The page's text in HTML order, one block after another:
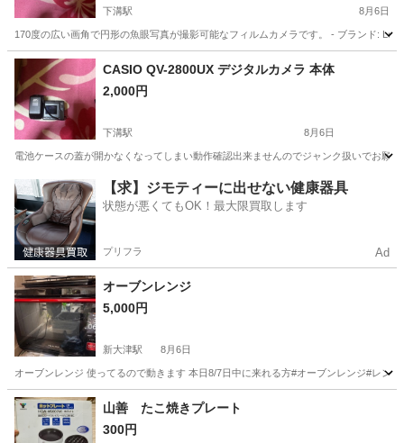
下溝駅 8月6日
170度の広い画角で円形の魚眼写真が撮影可能なフィルムカメラです。 - ブランド:
神奈川 相模原市CASIO QV-2800UX デジタルカメラ 本体
2,000円
下溝駅 8月6日
電池ケースの蓋が開かなくなってしまい動作確認出来ませんのでジャンク扱いでお願
神奈川 相模原市 下溝駅 カメラ
【求】ジモティーに出せない健康器具
状態が悪くてもOK！最大限買取します
プリフラ Ad
オーブンレンジ
5,000円
新大津駅 8月6日
オーブンレンジ 使ってるので動きます 本日8/7日中に来れる方#オーブンレンジ#レン
神奈川 横須賀市 新大津駅 キッチン家電
山善 たこ焼きプレート
300円